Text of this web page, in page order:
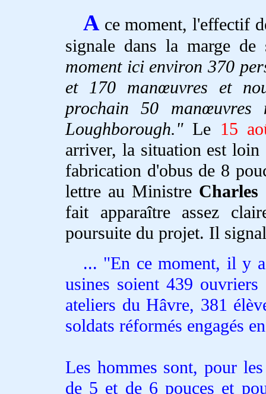
Ace moment, l'effectif
signale dans la marge
moment ici environ 370
et 170 manœuvres et
prochain 50
Loughborough." Le 15
arriver, la situation est loin
fabrication d'obus de 8
lettre au Ministre Charles
fait apparaître assez
poursuite du projet. Il
... "En ce moment, il y
usines soient 439
ateliers du Hâvre, 381
soldats réformés engagés
Les hommes sont, pour
de 5 et de 6 pouces et